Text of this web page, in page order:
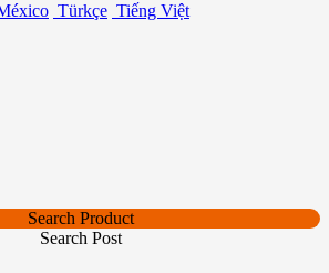
Türkçe Tiếng Việt
Search Product
Search Post